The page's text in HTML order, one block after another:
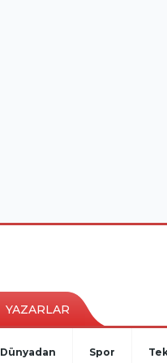
YAZARLAR
Dünyadan Spor